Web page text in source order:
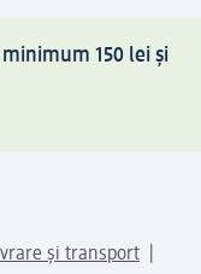
150 lei și
și transport